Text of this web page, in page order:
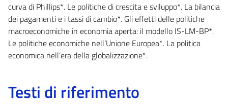
curva di Phillips*. Le politiche di crescita e sviluppo*. La bilancia
dei pagamenti e i tassi di cambio*. Gli effetti delle politiche
macroeconomiche in economia aperta: il modello IS-LM-BP*.
Le politiche economiche nell’Unione Europea*. La politica
economica nell’era della globalizzazione*.
Testi di riferimento